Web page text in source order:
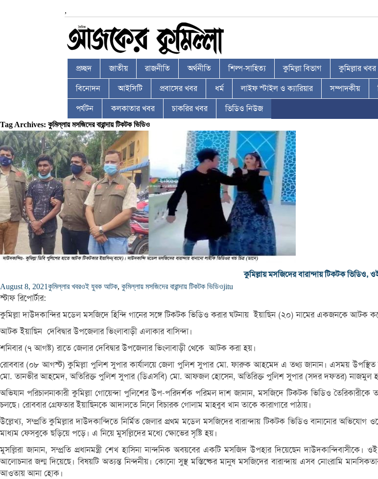
,
প্রচ্ছদ জাতীয় রাজনীতি অর্থনীতি শিল্প-সাহিত্য কুমিল্লা বিভাগ কুমিল্লার খবর
বিনোদন আইসিটি প্রবাসের খবর ধর্ম লাইফ স্টাইল ও ক্যারিয়ার সম্পাদকীয়
পর্যটন কলকাতার খবর চাকরির খবর ভিডিও নিউজ
Tag Archives: কুমিল্লায় মসজিদের বারান্দায় টিকটক ভিডিও
কুমিল্লায় মসজিদের বারান্দায় টিকটক
August 8, 2021কুমিল্লার খবরওই যুবক আটক, কুমিল্লায় মসজিদের বারান্দায় টিকটক ভিডিওjitu
স্টাফ রিপোর্টার:
কুমিল্লা দাউদকান্দির মডেল মসজিদে হিন্দি গানের সঙ্গে টিকটক ভিডিও করার ঘটনায় ইয়াছিন (২০) নামের একজনকে আটক
আটক ইয়াছিন দেবিদ্বার উপজেলার ভিংলাবাড়ী এলাকার বাসিন্দা।
শনিবার (৭ আগষ্ট) রাতে জেলার দেবিদ্বার উপজেলার ভিংলাবাড়ী থেকে আটক করা হয়।
রোববার (০৮ আগস্ট) কুমিল্লা পুলিশ সুপার কার্যালয়ে জেলা পুলিশ সুপার মো. ফারুক আহমেদ এ তথ্য জানান। এসময়
মো. তানভীর আহমেদ, অতিরিক্ত পুলিশ সুপার (ডিএসবি) মো. আফজল হোসেন, অতিরিক্ত পুলিশ সুপার (সদর দফতর) নাজমুল
অভিযান পরিচালনাকারী কুমিল্লা গোয়েন্দা পুলিশের উপ-পরিদর্শক পরিমল দাশ জানান, মসজিদে টিকটক ভিডিও
চলছে। রোববার গ্রেফতার ইয়াছিনকে আদালতে নিলে বিচারক গোলাম মাহবুব খান তাকে কারাগারে পাঠায়।
উল্লেখ্য, সম্প্রতি কুমিল্লার দাউদকান্দিতে নির্মিত জেলার প্রথম মডেল মসজিদের বারান্দায় টিকটক ভিডিও বানানোর
মাধ্যম ফেসবুকে ছড়িয়ে পড়ে। এ নিয়ে মুসল্লিদের মধ্যে ক্ষোভের সৃষ্টি হয়।
মুসল্লিরা জানান, সম্প্রতি প্রধানমন্ত্রী শেখ হাসিনা নান্দনিক অবয়বের একটি মসজিদ উপহার দিয়েছেন
আলোচনার জন্ম দিয়েছে। বিষয়টি অত্যন্ত নিন্দনীয়। কোনো সুস্থ মস্তিষ্কের মানুষ মসজিদের বারান্দায় এসব নোংরামি
আওতায় আনা হোক।